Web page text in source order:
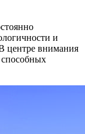
и
центре внимания